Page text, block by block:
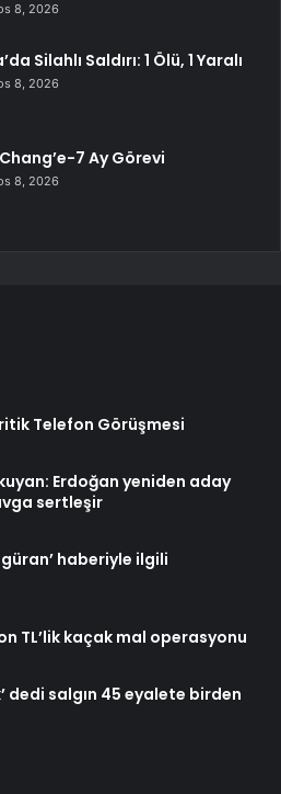
8, 2026
Silahlı Saldırı: 1 Ölü, 1 Yaralı
8, 2026
7 Ay Görevi
8, 2026
Telefon Görüşmesi
Erdoğan yeniden aday
sertleşir
haberiyle ilgili
TL’lik kaçak mal operasyonu
dedi salgın 45 eyalete birden